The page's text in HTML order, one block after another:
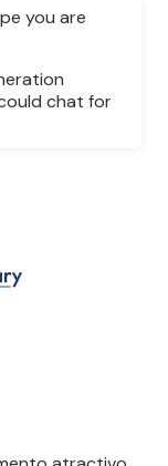
you are
chat for